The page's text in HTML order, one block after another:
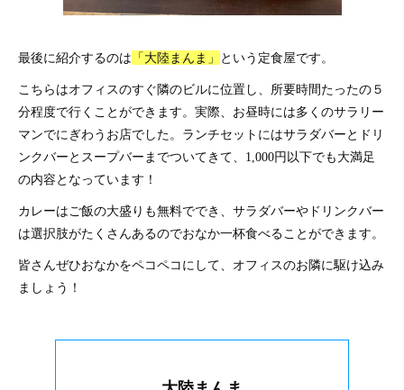
最後に紹介するのは 「大陸まんま」 という定食屋です。
こちらはオフィスのすぐ隣のビルに位置し、所要時間たったの５
分程度で行くことができます。実際、お昼時には多くのサラリー
マンでにぎわうお店でした。ランチセットにはサラダバーとドリ
ンクバーとスープバーまでついてきて、1,000円以下でも大満足
の内容となっています！
カレーはご飯の大盛りも無料ででき、サラダバーやドリンクバー
は選択肢がたくさんあるのでおなか一杯食べることができます。
皆さんぜひおなかをペコペコにして、オフィスのお隣に駆け込み
ましょう！